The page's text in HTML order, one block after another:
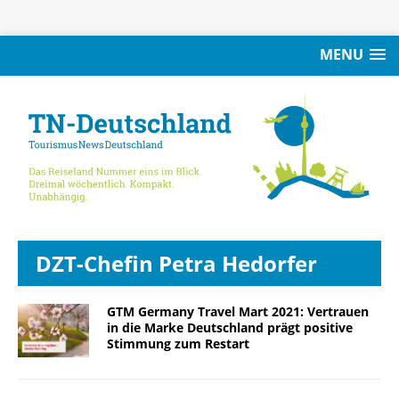
MENU
DZT-Chefin Petra Hedorfer
GTM Germany Travel Mart 2021: Vertrauen
in die Marke Deutschland prägt positive
Stimmung zum Restart